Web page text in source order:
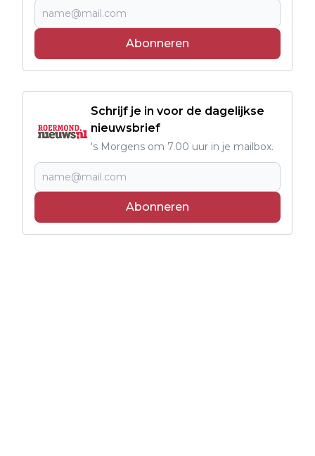
Abonneren
Schrijf je in voor de dagelijkse
nieuwsbrief
's Morgens om 7.00 uur in je mailbox.
Abonneren